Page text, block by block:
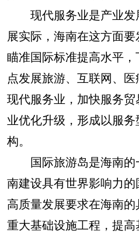
现代服务业是产业发
展实际，海南在这方面
瞄准国际标准提高水平
点发展旅游、互联网、
现代服务业，加快服务
业优化升级，形成以服
构。
国际旅游岛是海南的
南建设具有世界影响力
高质量发展要求在海南
重大基础设施工程，提